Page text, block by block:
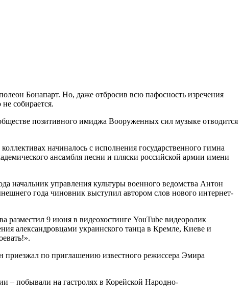
Бонапарт. Но, даже отбросив всю пафосность изречения
собирается.
позитивного имиджа Вооруженных сил музыке отводится
начиналось с исполнения государственного гимна
ансамбля песни и пляски российской армии имени
начальник управления культуры военного ведомства Антон
года чиновник выступил автором слов нового интернет-
9 июня в видеохостинге YouTube видеоролик
александровцами украинского танца в Кремле, Киеве и
приезжал по приглашению известного режиссера Эмира
– побывали на гастролях в Корейской Народно-